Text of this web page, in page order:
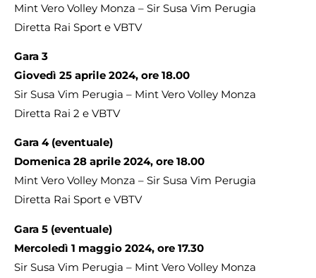
Mint Vero Volley Monza – Sir Susa Vim Perugia
Diretta Rai Sport e VBTV
Gara 3
Giovedì 25 aprile 2024, ore 18.00
Sir Susa Vim Perugia – Mint Vero Volley Monza
Diretta Rai 2 e VBTV
Gara 4 (eventuale)
Domenica 28 aprile 2024, ore 18.00
Mint Vero Volley Monza – Sir Susa Vim Perugia
Diretta Rai Sport e VBTV
Gara 5 (eventuale)
Mercoledì 1 maggio 2024, ore 17.30
Sir Susa Vim Perugia – Mint Vero Volley Monza